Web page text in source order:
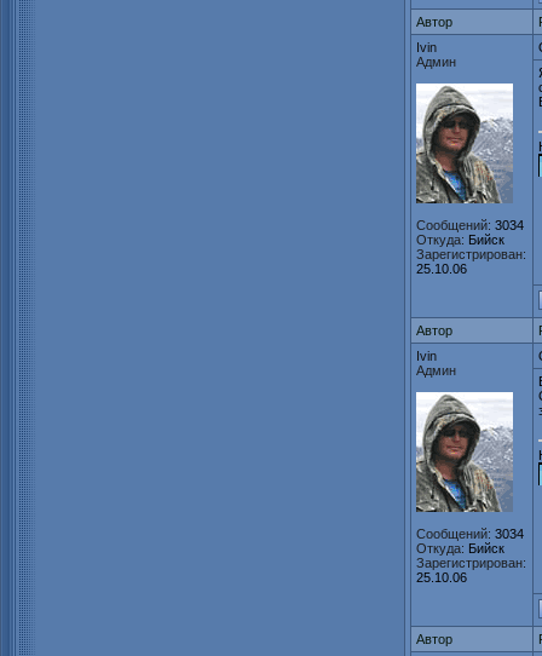
Автор
Ivin
Админ
Сообщений: 3034
Откуда: Бийск
Зарегистрирован:
25.10.06
Автор
Ivin
Админ
Сообщений: 3034
Откуда: Бийск
Зарегистрирован:
25.10.06
Автор